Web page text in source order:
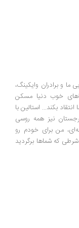
وایکینگ،
دنیا مسکن
استالین با
همه روسی
برای خودم رو
شماها برگردید